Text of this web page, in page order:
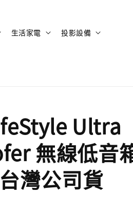
生活家電 投影設備
Ultra
無線低音
灣公司貨